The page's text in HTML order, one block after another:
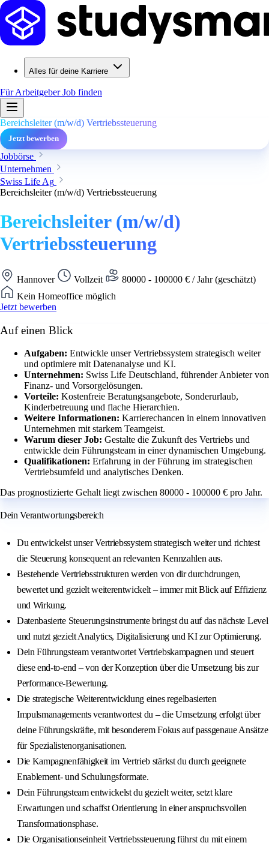
Alles für deine Karriere
Für ArbeitgeberJob finden
Bereichsleiter (m/w/d) Vertriebssteuerung
Jetzt bewerben
Jobbörse
Unternehmen
Swiss Life Ag
Bereichsleiter (m/w/d) Vertriebssteuerung
Bereichsleiter (m/w/d)
Vertriebssteuerung
Hannover Vollzeit
80000 - 100000 € / Jahr (geschätzt)
Kein Homeoffice möglich
Jetzt bewerben
Auf einen Blick
Aufgaben: Entwickle unser Vertriebssystem strategisch weiter
und optimiere mit Datenanalyse und KI.
Unternehmen: Swiss Life Deutschland, führender Anbieter von
Finanz- und Vorsorgelösungen.
Vorteile: Kostenfreie Beratungsangebote, Sonderurlaub,
Kinderbetreuung und flache Hierarchien.
Weitere Informationen: Karrierechancen in einem innovativen
Unternehmen mit starkem Teamgeist.
Warum dieser Job: Gestalte die Zukunft des Vertriebs und
entwickle dein Führungsteam in einer dynamischen Umgebung.
Qualifikationen: Erfahrung in der Führung im strategischen
Vertriebsumfeld und analytisches Denken.
Das prognostizierte Gehalt liegt zwischen 80000 - 100000 € pro Jahr.
Dein Verantwortungsbereich
Du entwickelst unser Vertriebssystem strategisch weiter und richtest
die Steuerung konsequent an relevanten Kennzahlen aus.
Bestehende Vertriebsstrukturen werden von dir durchdrungen,
bewertet und gezielt weiterentwickelt – immer mit Blick auf Effizienz
und Wirkung.
Datenbasierte Steuerungsinstrumente bringst du auf das nächste Level
und nutzt gezielt Analytics, Digitalisierung und KI zur Optimierung.
Dein Führungsteam verantwortet Vertriebskampagnen und steuert
diese end-to-end – von der Konzeption über die Umsetzung bis zur
Performance-Bewertung.
Die strategische Weiterentwicklung eines regelbasierten
Impulsmanagements verantwortest du – die Umsetzung erfolgt über
deine Führungskräfte, mit besonderem Fokus auf passgenaue Ansätze
für Spezialistenorganisationen.
Die Kampagnenfähigkeit im Vertrieb stärkst du durch geeignete
Enablement- und Schulungsformate.
Dein Führungsteam entwickelst du gezielt weiter, setzt klare
Erwartungen und schaffst Orientierung in einer anspruchsvollen
Transformationsphase.
Die Organisationseinheit Vertriebssteuerung führst du mit einem